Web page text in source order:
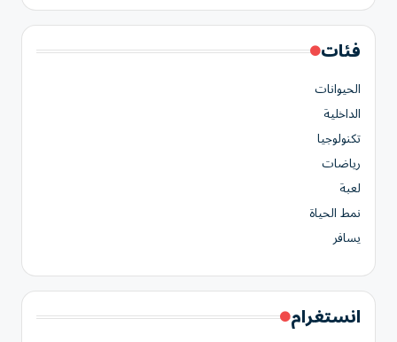
فئات
الحيوانات
الداخلية
تكنولوجيا
رياضات
لعبة
نمط الحياة
يسافر
انستغرام